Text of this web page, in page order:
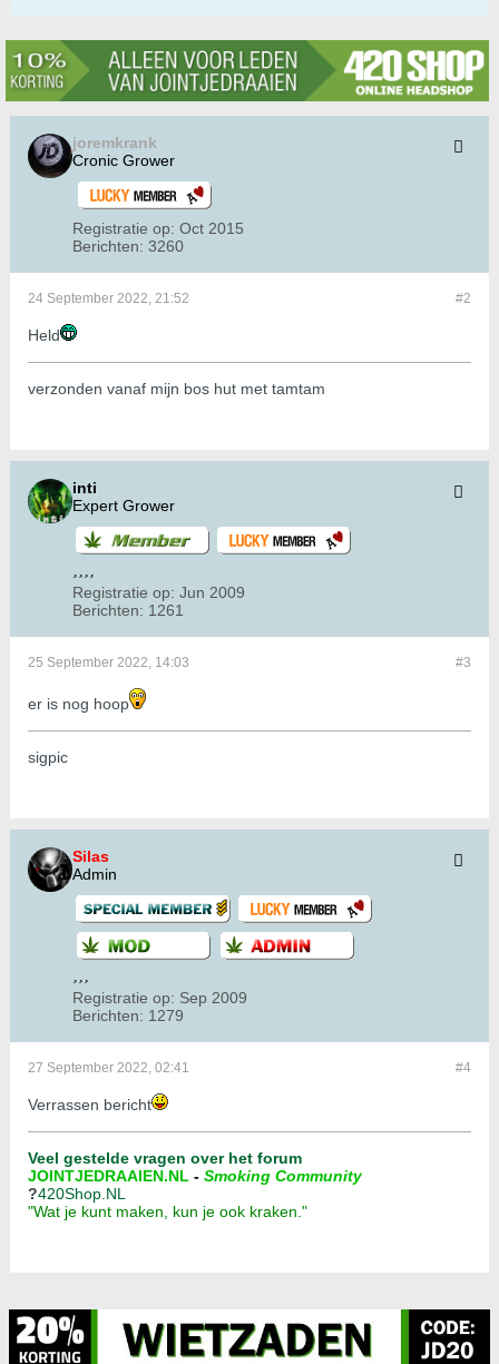
joremkrank
Cronic Grower
Registratie op: Oct 2015
Berichten: 3260
#2
24 September 2022, 21:52
Held
verzonden vanaf mijn bos hut met tamtam
inti
Expert Grower
Registratie op: Jun 2009
Berichten: 1261
#3
25 September 2022, 14:03
er is nog hoop
sigpic
Silas
Admin
Registratie op: Sep 2009
Berichten: 1279
#4
27 September 2022, 02:41
Verrassen bericht
Veel gestelde vragen over het forum
JOINTJEDRAAIEN.NL - Smoking Community
?420Shop.NL
"Wat je kunt maken, kun je ook kraken."